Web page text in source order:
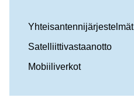
Yhteisantennijärjestelmät
Satelliittivastaanotto
Mobiiliverkot